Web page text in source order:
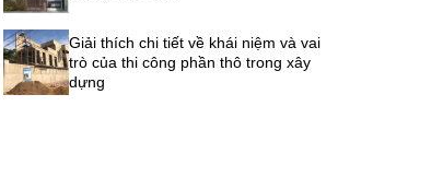
Giải thích chi tiết về khái niệm và vai
trò của thi công phần thô trong xây
dựng